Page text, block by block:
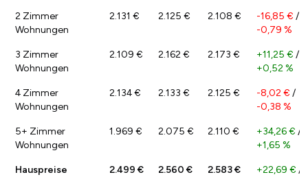
2 Zimmer
Wohnungen
2.131 € 2.125 € 2.108 € -16,85 € /
-0,79 %
3 Zimmer
Wohnungen
2.109 € 2.162 € 2.173 € +11,25 € /
+0,52 %
4 Zimmer
Wohnungen
2.134 € 2.133 € 2.125 € -8,02 € /
-0,38 %
5+ Zimmer
Wohnungen
1.969 € 2.075 € 2.110 € +34,26 € /
+1,65 %
Hauspreise 2.499 € 2.560 € 2.583 € +22,69 € /